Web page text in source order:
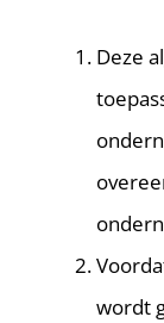
Deze
wordt